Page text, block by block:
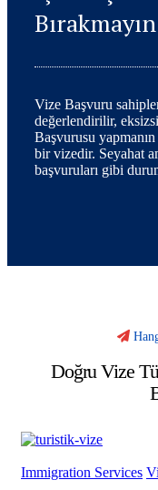
Bırakmayın
Vize Başvuru
değerlendirilir,
Başvurusu
bir vizedir. Seyahat
başvuruları gibi
Doğru Vize
Immigration Services